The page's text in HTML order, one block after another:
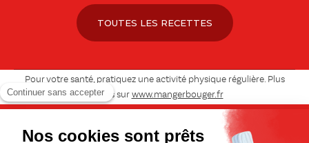
TOUTES LES RECETTES
Pour votre santé, pratiquez une activité physique régulière. Plus
d’infos sur www.mangerbouger.fr